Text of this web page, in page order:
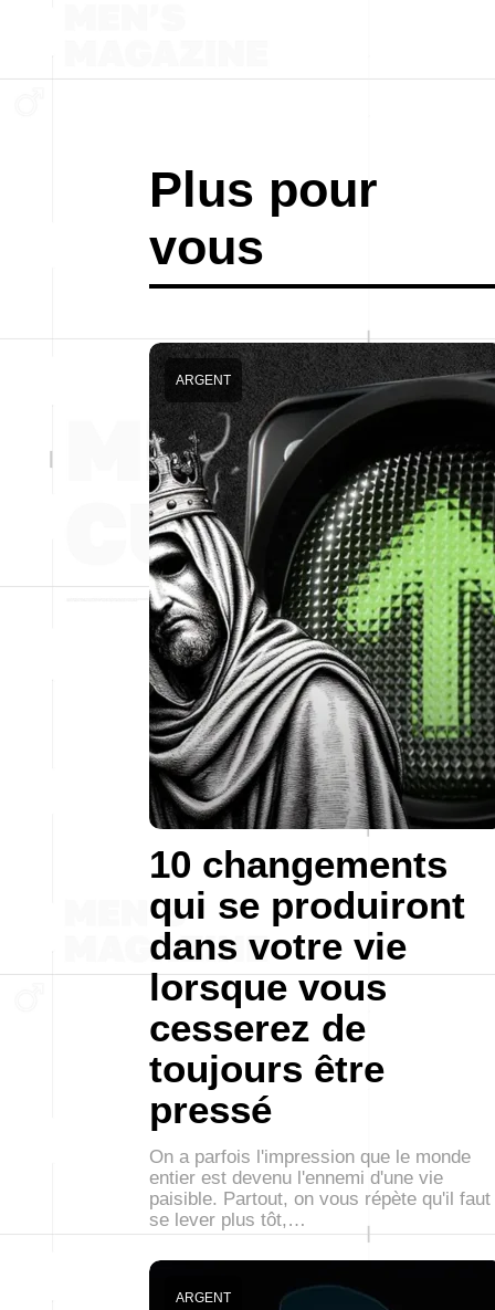
Plus pour
vous
10 changements
qui se produiront
dans votre vie
lorsque vous
cesserez de
toujours être
pressé
ARGENT
On a parfois l'impression que le monde
entier est devenu l'ennemi d'une vie
paisible. Partout, on vous répète qu'il faut
se lever plus tôt,…
ARGENT